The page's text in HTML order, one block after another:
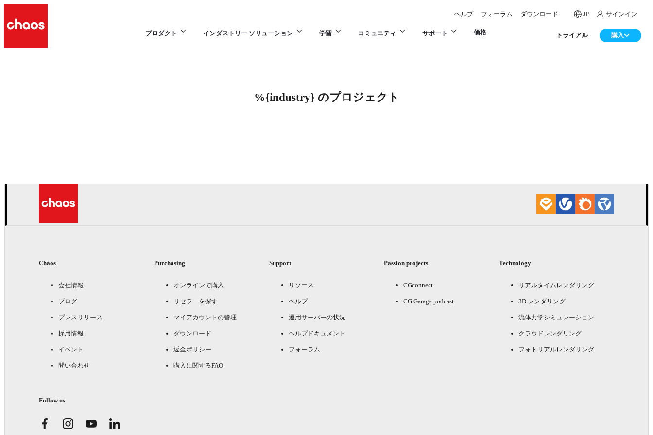
ヘルプ フォーラム ダウンロード JP サインイン
プロダクト インダストリー ソリューション 学習 コミュニティ サポート 価格 トライアル 購入
%{industry} のプロジェクト
Chaos
会社情報
ブログ
プレスリリース
採用情報
イベント
問い合わせ
Purchasing
オンラインで購入
リセラーを探す
マイアカウントの管理
ダウンロード
返金ポリシー
購入に関するFAQ
Support
リソース
ヘルプ
運用サーバーの状況
ヘルプドキュメント
フォーラム
Passion projects
CGconnect
CG Garage podcast
Technology
リアルタイムレンダリング
3D レンダリング
流体力学シミュレーション
クラウドレンダリング
フォトリアルレンダリング
Follow us